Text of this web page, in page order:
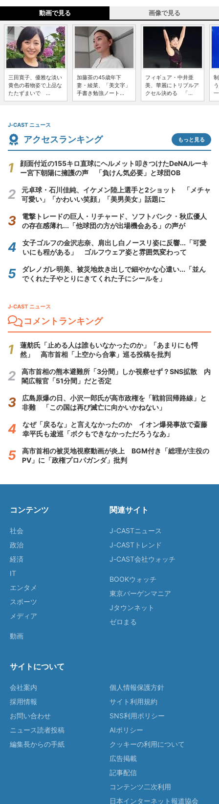
動画で見る 画像で見る
三田寛子、優雅な淡い
黄色の着物姿で上品な
たたずまいで ...
加藤茶の45歳年下
妻・綾菜、「美文字」
手書き勉強ノート...
フィギュア・中井亜
美、華麗にトリプルア
クセル決める 「...
J-CAST ニュース
アクセスランキング もっと見る
顔面付近の155キロ直球にヘルメット叩きつけたDeNAルーキ
ー宮下朝陽に擁護の声 「負けん気必要」と球団OB
元卓球・石川佳純、イケメン陸上選手と2ショット 「メチャ
可愛い」「かわいい笑顔」「美男美女」話題に
電撃トレードの巨人・リチャード、ソフトバンク・秋広優人
の存在感薄れ...「他球団の方が出場機会ある」の声が
女子ゴルフの金沢志奈、肩出し白ノースリ姿に反響...「可愛
いにも程がある」 ゴルフウェア姿と雰囲気変わって
ダレノガレ明美、被災地炊き出しで細やかな心遣い...「並ん
でくれた子やとりにきてくれた子にシールを」
J-CAST ニュース
コメントランキング
蓮舫氏「止める人は誰もいなかったのか」「あまりにも愕
然」 高市首相「上空から合掌」巡る投稿を批判
高市首相の熊本避難所「3分間」しか視察せず？SNS拡散 内
閣広報官「51分間」だと否定
広島原爆の日、小沢一郎氏が高市政権を「戦前回帰路線」と
非難 「この国は再び滅亡に向かいかねない」
なぜ「戻るな」と言えなかったのか イオン爆発事故で斎藤
幸平氏も逡巡「ボクもできなかっただろうなあ」
高市首相の被災地視察動画が炎上 BGM付き「総理が主役の
PV」に「政権プロパガンダ」批判
コンテンツ
社会
政治
経済
IT
エンタメ
スポーツ
メディア
動画
関連サイト
J-CASTニュース
J-CASTトレンド
J-CAST会社ウォッチ
BOOKウォッチ
東京バーゲンマニア
Jタウンネット
ゼロまる
サイトについて
会社案内
採用情報
お問い合わせ
ニュース読者投稿
編集長からの手紙
個人情報保護方針
サイト利用規約
SNS利用ポリシー
AIポリシー
クッキーの利用について
広告掲載
記事配信
コンテンツ二次利用
日本インターネット報道協会